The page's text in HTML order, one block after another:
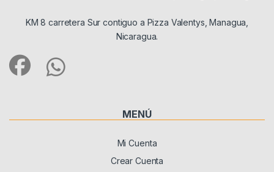
KM 8 carretera Sur contiguo a Pizza Valentys, Managua,
Nicaragua.
MENÚ
Mi Cuenta
Crear Cuenta